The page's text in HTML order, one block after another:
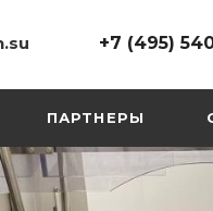
+7 (495)
ПАРТНЕРЫ